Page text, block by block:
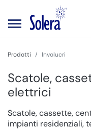
Prodotti Involucri
Scatole,
elettrici
Scatole, cassette,
impianti residenziali,